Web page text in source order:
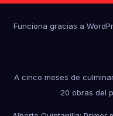
Funciona gracias a
A cinco meses de
20 obras del